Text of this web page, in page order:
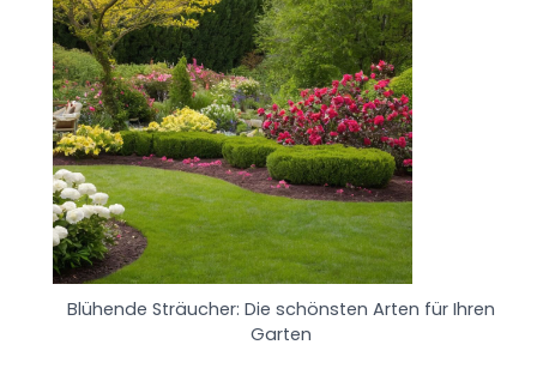
Blühende Sträucher: Die schönsten Arten für Ihren
Garten